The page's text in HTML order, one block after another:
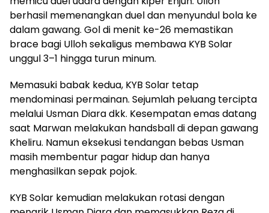
berhasil memenangkan duel dan menyundul bola ke
dalam gawang. Gol di menit ke-26 memastikan
brace bagi Ulloh sekaligus membawa KYB Solar
unggul 3–1 hingga turun minum.
Memasuki babak kedua, KYB Solar tetap
mendominasi permainan. Sejumlah peluang tercipta
melalui Usman Diara dkk. Kesempatan emas datang
saat Marwan melakukan handsball di depan gawang
Kheliru. Namun eksekusi tendangan bebas Usman
masih membentur pagar hidup dan hanya
menghasilkan sepak pojok.
KYB Solar kemudian melakukan rotasi dengan